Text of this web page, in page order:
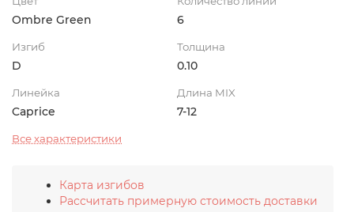
Ombre Green 6
Изгиб
D
Толщина
0.10
Линейка
Caprice
Длина MIX
7-12
Все характеристики
Карта изгибов
Рассчитать примерную стоимость доставки